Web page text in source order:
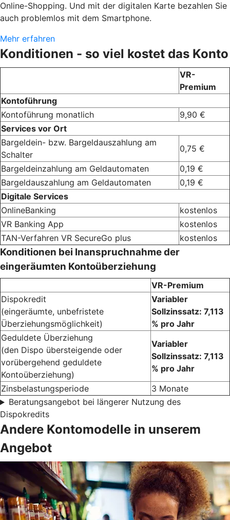
Online-Shopping. Und mit der digitalen Karte bezahlen Sie
auch problemlos mit dem Smartphone.
Mehr erfahren
Konditionen - so viel kostet das Konto
VR-
Premium
Kontoführung
Kontoführung monatlich
9,90 €
Services vor Ort
Bargeldein- bzw. Bargeldauszahlung am
Schalter
0,75 €
Bargeldeinzahlung am Geldautomaten
0,19 €
Bargeldauszahlung am Geldautomaten
0,19 €
Digitale Services
OnlineBanking
kostenlos
VR Banking App
kostenlos
TAN-Verfahren VR SecureGo plus
kostenlos
Konditionen bei Inanspruchnahme der
eingeräumten Kontoüberziehung
VR-Premium
Dispokredit
(eingeräumte, unbefristete
Überziehungsmöglichkeit)
Variabler
Sollzinssatz: 7,113
% pro Jahr
Geduldete Überziehung
(den Dispo übersteigende oder
vorübergehend geduldete
Kontoüberziehung)
Variabler
Sollzinssatz: 7,113
% pro Jahr
Zinsbelastungsperiode
3 Monate
Beratungsangebot bei längerer Nutzung des
Dispokredits
Andere Kontomodelle in unserem
Angebot